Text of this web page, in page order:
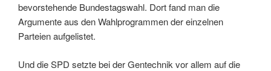
bevorstehende Bundestagswahl. Dort fand man die
Argumente aus den Wahlprogrammen der einzelnen
Parteien aufgelistet.
Und die SPD setzte bei der Gentechnik vor allem auf die